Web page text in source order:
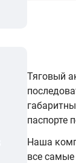
Тяговый
паспорте
Наша
все